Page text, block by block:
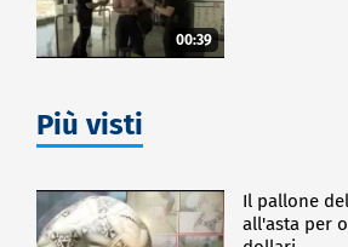
00:39
Più visti
Il pallone
all'asta per